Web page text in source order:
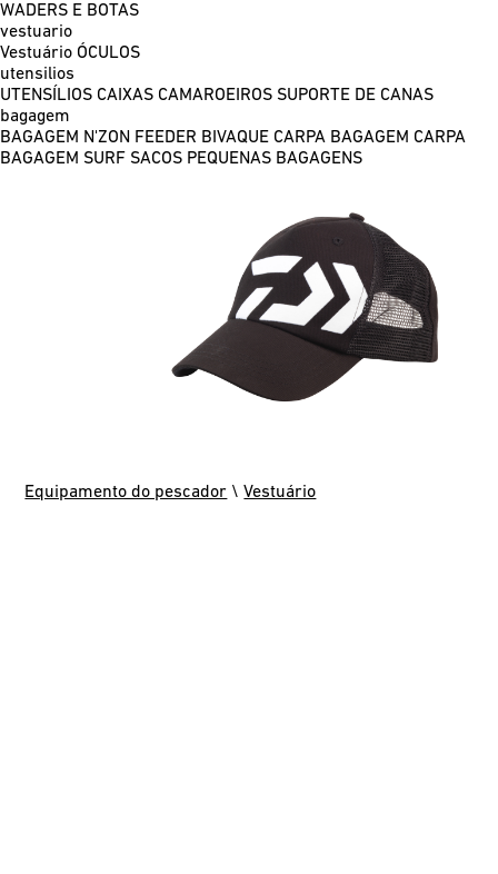
WADERS E BOTAS
vestuario
Vestuário ÓCULOS
utensilios
UTENSÍLIOS CAIXAS CAMAROEIROS SUPORTE DE CANAS
bagagem
BAGAGEM N'ZON FEEDER BIVAQUE CARPA BAGAGEM CARPA
BAGAGEM SURF SACOS PEQUENAS BAGAGENS
Equipamento do pescador \Vestuário